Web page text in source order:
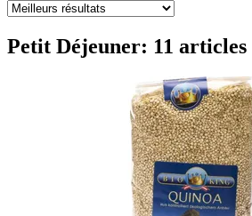
Petit Déjeuner: 11 articles